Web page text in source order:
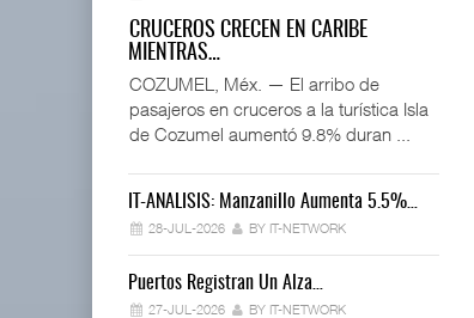
CRUCEROS CRECEN EN CARIBE
MIENTRAS…
COZUMEL, Méx. — El arribo de
pasajeros en cruceros a la turística Isla
de Cozumel aumentó 9.8% duran ...
IT-ANÁLISIS: Manzanillo Aumenta 5.5%…
28-JUL-2026 BY IT-NETWORK
Puertos Registran Un Alza…
27-JUL-2026 BY IT-NETWORK